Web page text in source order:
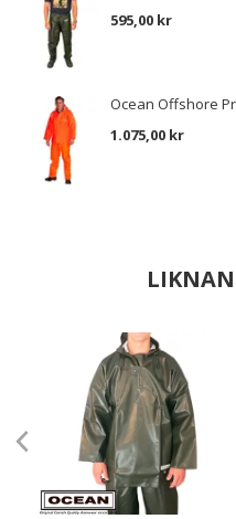
595,00 kr
Ocean Offshore
1.075,00 kr